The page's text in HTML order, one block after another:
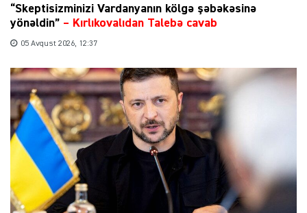
“Skeptisizminizi Vardanyanın kölgə şəbəkəsinə
yönəldin” – Kırlıkovalıdan Talebə cavab
05 Avqust 2026, 12:37